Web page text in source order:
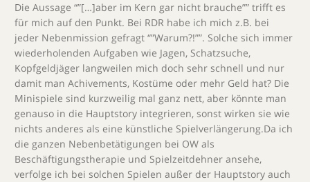
Die Aussage “”[…]aber im Kern gar nicht brauche”” trifft es
für mich auf den Punkt. Bei RDR habe ich mich z.B. bei
jeder Nebenmission gefragt “”Warum?!””. Solche sich immer
wiederholenden Aufgaben wie Jagen, Schatzsuche,
Kopfgeldjäger langweilen mich doch sehr schnell und nur
damit man Achivements, Kostüme oder mehr Geld hat? Die
Minispiele sind kurzweilig mal ganz nett, aber könnte man
genauso in die Hauptstory integrieren, sonst wirken sie wie
nichts anderes als eine künstliche Spielverlängerung.Da ich
die ganzen Nebenbetätigungen bei OW als
Beschäftigungstherapie und Spielzeitdehner ansehe,
verfolge ich bei solchen Spielen außer der Hauptstory auch